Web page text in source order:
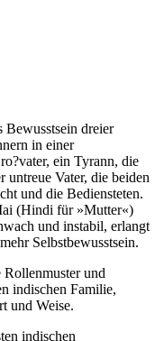
Bewusstsein dreier
in einer
ein Tyrann, die
untreue Vater, die beiden
und die Bediensteten.
(Hindi für »Mutter«)
und instabil, erlangt
Selbstbewusstsein.
und
indischen Familie,
und Weise.
indischen